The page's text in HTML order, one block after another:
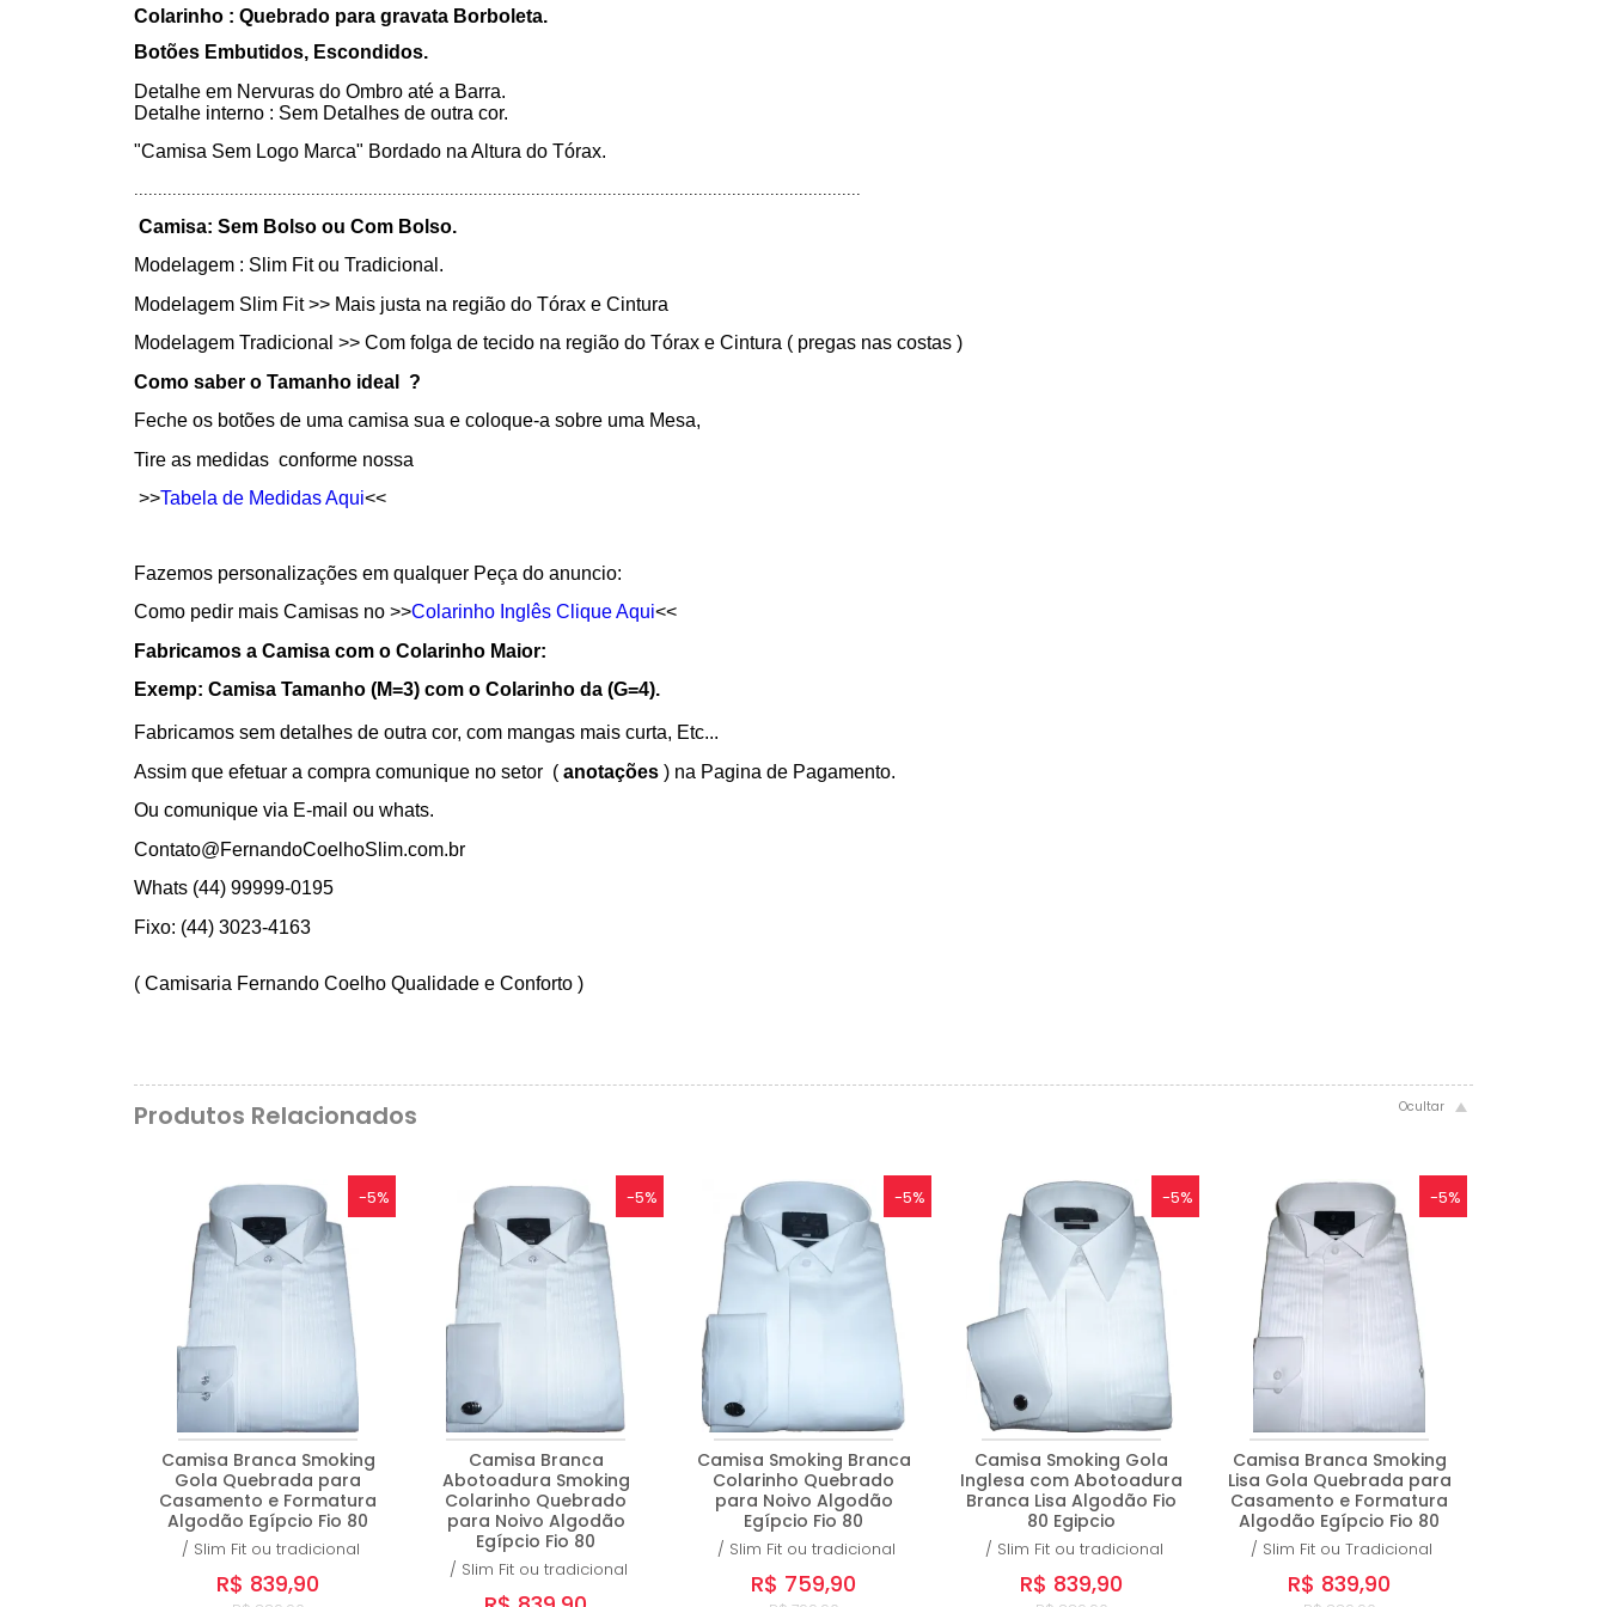
Colarinho : Quebrado para gravata Borboleta.
Botões Embutidos, Escondidos.
Detalhe em Nervuras do Ombro até a Barra.
Detalhe interno : Sem Detalhes de outra cor.
"Camisa Sem Logo Marca" Bordado na Altura do Tórax.
........................................................................................................................................................
Camisa: Sem Bolso ou Com Bolso.
Modelagem : Slim Fit ou Tradicional.
Modelagem Slim Fit >> Mais justa na região do Tórax e Cintura
Modelagem Tradicional >> Com folga de tecido na região do Tórax e Cintura ( pregas nas costas )
Como saber o Tamanho ideal ?
Feche os botões de uma camisa sua e coloque-a sobre uma Mesa,
Tire as medidas conforme nossa
>>Tabela de Medidas Aqui<<
Fazemos personalizações em qualquer Peça do anuncio:
Como pedir mais Camisas no >>Colarinho Inglês Clique Aqui<<
Fabricamos a Camisa com o Colarinho Maior:
Exemp: Camisa Tamanho (M=3) com o Colarinho da (G=4).
Fabricamos sem detalhes de outra cor, com mangas mais curta, Etc...
Assim que efetuar a compra comunique no setor ( anotações ) na Pagina de Pagamento.
Ou comunique via E-mail ou whats.
Contato@FernandoCoelhoSlim.com.br
Whats (44) 99999-0195
Fixo: (44) 3023-4163
( Camisaria Fernando Coelho Qualidade e Conforto )
Produtos Relacionados
-5%
Camisa Branca Smoking
Gola Quebrada para
Casamento e Formatura
Algodão Egípcio Fio 80
/ Slim Fit ou tradicional
R$ 839,90
-5%
Camisa Branca
Abotoadura Smoking
Colarinho Quebrado
para Noivo Algodão
Egípcio Fio 80
/ Slim Fit ou tradicional
-5%
Camisa Smoking Branca
Colarinho Quebrado
para Noivo Algodão
Egípcio Fio 80
/ Slim Fit ou tradicional
R$ 759,90
-5%
Camisa Smoking Gola
Inglesa com Abotoadura
Branca Lisa Algodão Fio
80 Egipcio
/ Slim Fit ou tradicional
R$ 839,90
-5%
Camisa Branca Smoking
Lisa Gola Quebrada para
Casamento e Formatura
Algodão Egípcio Fio 80
/ Slim Fit ou Tradicional
R$ 839,90